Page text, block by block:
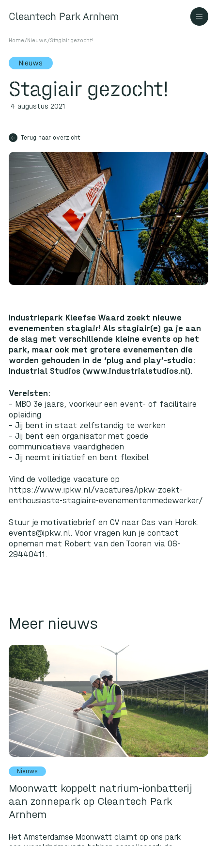
Cleantech Park Arnhem
Home /Nieuws /Stagiair gezocht!
Nieuws
Stagiair gezocht!
4 augustus 2021
arrow_back Terug naar overzicht
Industriepark Kleefse Waard zoekt nieuwe
evenementen stagiair! Als stagiair(e) ga je aan
de slag met verschillende kleine events op het
park, maar ook met grotere evenementen die
worden gehouden in de ‘plug and play’-studio:
Industrial Studios (www.industrialstudios.nl).
Vereisten:
– MBO 3e jaars, voorkeur een event- of facilitaire
opleiding
– Jij bent in staat zelfstandig te werken
– Jij bent een organisator met goede
communicatieve vaardigheden
– Jij neemt initiatief en bent flexibel
Vind de volledige vacature op
https://www.ipkw.nl/vacatures/ipkw-zoekt-
enthousiaste-stagiaire-evenementenmedewerker/
Stuur je motivatiebrief en CV naar Cas van Horck:
events@ipkw.nl. Voor vragen kun je contact
opnemen met Robert van den Tooren via 06-
29440411.
Meer nieuws
Nieuws
Moonwatt koppelt natrium-ionbatterij
aan zonnepark op Cleantech Park
Arnhem
Het Amsterdamse Moonwatt claimt op ons park
Cleantech Park Arnhem
Over
Ecosysteem
Contact